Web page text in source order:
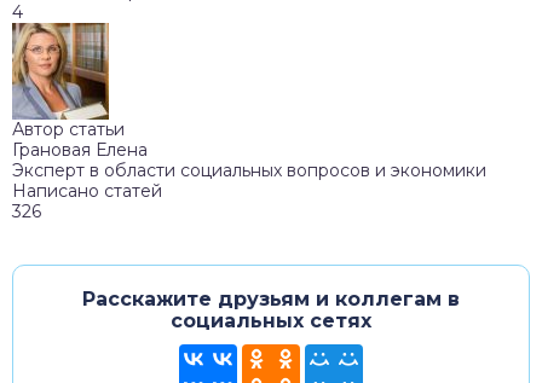
4
Автор статьи
Грановая Елена
Эксперт в области социальных вопросов и экономики
Написано статей
326
Расскажите друзьям и коллегам в
социальных сетях